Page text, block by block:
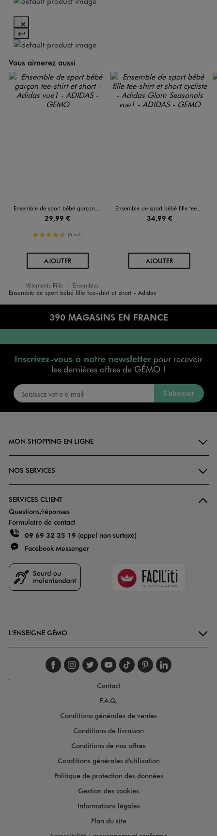
Vous aimerez aussi
Ensemble de sport bébé garçon tee-shirt et short - Adidas
29,99 €
4.5/5 de moyenne
(6 avis)
AJOUTERAU PANIER
Ensemble de sport bébé fille tee-shirt et short cycliste - Adidas Glam Seasonals
34,99 €
AJOUTERAU PANIER
Accueil
Bébé
Vêtements Fille
Ensembles
Ensemble de sport bébé fille tee-shirt et short - Adidas
390 MAGASINS EN FRANCE
Inscrivez-vous à notre newsletterpour recevoir
les dernières offres de GÉMO !
S’abonner
MON SHOPPING EN LIGNE
NOS SERVICES
SERVICES CLIENT
Questions/réponses
Formulaire de contact
09 69 32 35 19 (appel non surtaxé)
Facebook Messenger
Faciliti
L'ENSEIGNE GÉMO
Suivez-nous sur
Suivez-nous sur
Suivez-nous sur
Suivez-nous
Suivez-nous
Suivez-
.
Contact
F.A.Q.
Conditions générales de ventes
Conditions de livraison
Conditions de nos offres
Conditions générales d'utilisation
Politique de protection des données
Gestion des cookies
Informations légales
Plan du site